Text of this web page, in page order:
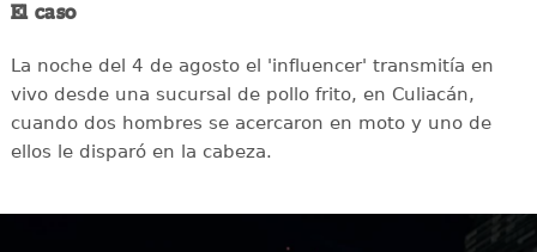
El caso
La noche del 4 de agosto el 'influencer' transmitía en
vivo desde una sucursal de pollo frito, en Culiacán,
cuando dos hombres se acercaron en moto y uno de
ellos le disparó en la cabeza.